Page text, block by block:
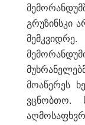
გრუზინსკი
მოაწერეს
ვცნობთო.